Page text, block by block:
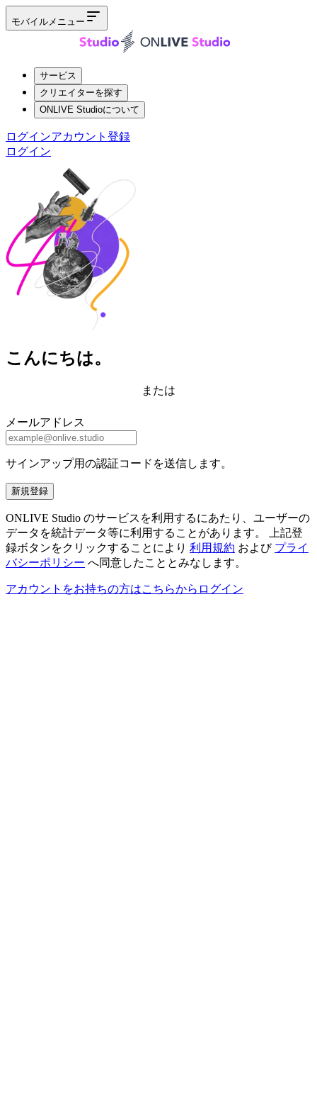
モバイルメニュー
サービス
クリエイターを探す
ONLIVE Studioについて
ログインアカウント登録
ログイン
こんにちは。
または
メールアドレス
サインアップ用の認証コードを送信します。
新規登録
ONLIVE Studio のサービスを利用するにあたり、ユーザーの
データを統計データ等に利用することがあります。 上記登
録ボタンをクリックすることにより 利用規約 および プライ
バシーポリシー へ同意したこととみなします。
アカウントをお持ちの方はこちらからログイン